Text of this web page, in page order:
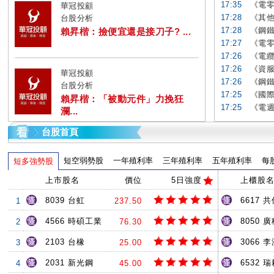
華冠投顧
台股分析
賴昇楷：撿便宜還是接刀子? ...
華冠投顧
台股分析
賴昇楷：「被動元件」力挽狂
瀾...
17:35
《電
17:28
《其
17:28
《鋼
17:27
《電
17:26
《電
17:26
《資
17:26
《鋼
17:25
《國
17:25
《電
台股首頁
短多強勢股 短空弱勢股 一年殖利率 三年殖利率 五年殖利率 每
上市股名 價位 5日強度
1 8039 台虹 237.50
2 4566 時碩工業 76.30
3 2103 台橡 25.00
4 2031 新光鋼 45.00
上櫃股名
6617 共
8050 廣
3066 李
6532 瑞